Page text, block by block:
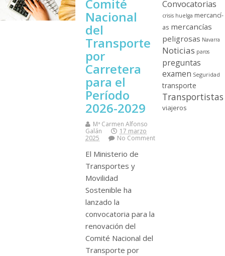
Comité
Nacional
del
Transporte
por
Carretera
para el
Período
2026-2029
Mª Carmen Alfonso
Galán
17 marzo
2025
No Comment
El Ministerio de
Transportes y
Movilidad
Sostenible ha
lanzado la
convocatoria para la
renovación del
Comité Nacional del
Transporte por
Convocatorias
crisis huelga mercancí­
as mercancí­as
peligrosas Navarra
Noticias paros
preguntas
examen Seguridad
transporte
Transportistas
viajeros